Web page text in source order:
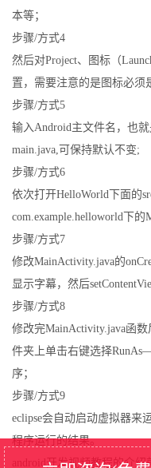
本等；
步骤/方式4
然后对Project、图标（
置，需要注意的是图标必须
步骤/方式5
输入Android主文件名，也
main.java,可保持默认不变;
步骤/方式6
依次打开HelloWorld下面的
com.example.helloworld下的
步骤/方式7
修改MainActivity.java的
显示字幕，然后
步骤/方式8
修改完MainActivity.java函
件夹上单击右键选择
序；
步骤/方式9
eclipse会自动启动虚拟器来
程序运行的结果。
android开发视频教程的介